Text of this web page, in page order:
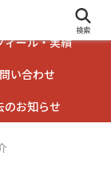
ィール・実績
い合わせ
のお知らせ
検索